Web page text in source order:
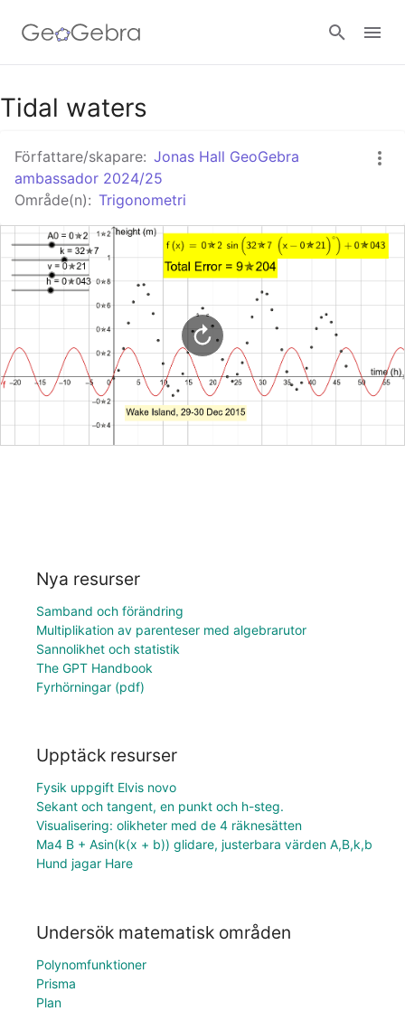
Google Classroom - Interaktiva lektioner
GeoGebra Classroom - Interaktiva lektioner
Logga in
Tidal waters
Författare/skapare: Jonas Hall GeoGebra
ambassador 2024/25
Område(n): Trigonometri
Nya resurser
Samband och förändring
Multiplikation av parenteser med algebrarutor
Sannolikhet och statistik
The GPT Handbook
Fyrhörningar (pdf)
Upptäck resurser
Fysik uppgift Elvis novo
Sekant och tangent, en punkt och h-steg.
Visualisering: olikheter med de 4 räknesätten
Ma4 B + Asin(k(x + b)) glidare, justerbara värden A,B,k,b
Hund jagar Hare
Undersök matematisk områden
Polynomfunktioner
Prisma
Plan